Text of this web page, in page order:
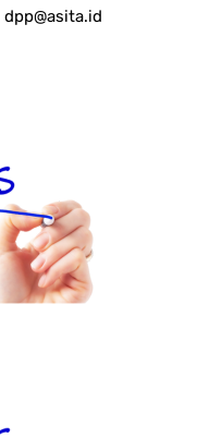
dpp@asita.id